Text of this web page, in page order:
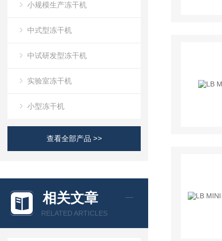
小规模生产冻干机
中式型冻干机
中试研发型冻干机
实验室冻干机
小型冻干机
查看全部产品 >>
相关文章
RELATED ARTICLES